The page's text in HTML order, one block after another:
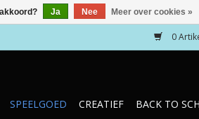
0
SPEELGOED CREATIEF BACK TO
Ja Nee Meer over cookies »